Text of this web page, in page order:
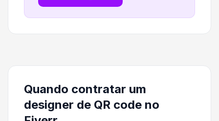
Quando contratar um
designer de QR code no